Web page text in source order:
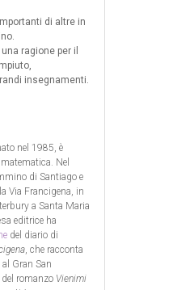
di altre in
ragione per il
insegnamenti.
nel 1985, è
Nel
di Santiago e
Via Francigena, in
a Santa Maria
editrice ha
del diario di
, che racconta
Gran San
del romanzo Vienimi